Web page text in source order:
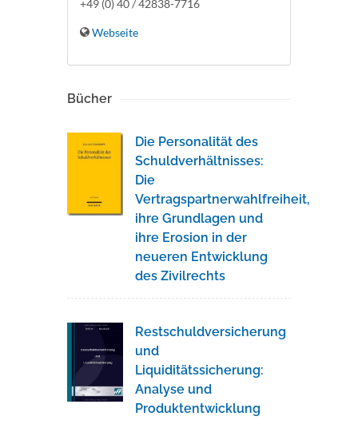
+49 (0) 40 / 42838-7716
Webseite
Bücher
Die Personalität des
Schuldverhältnisses:
Die
Vertragspartnerwahlfreiheit,
ihre Grundlagen und
ihre Erosion in der
neueren Entwicklung
des Zivilrechts
Restschuldversicherung
und
Liquiditätssicherung:
Analyse und
Produktentwicklung